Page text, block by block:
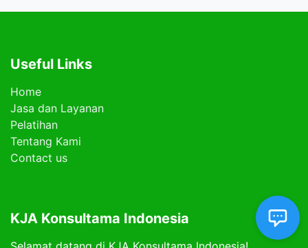
Useful Links
Home
Jasa dan Layanan
Pelatihan
Tentang Kami
Contact us
KJA Konsultama Indonesia